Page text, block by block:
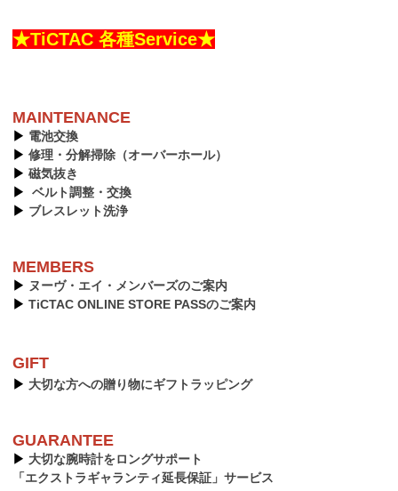
★TiCTAC 各種Service★
MAINTENANCE
▶︎ 電池交換
▶︎ 修理・分解掃除（オーバーホール）
▶︎ 磁気抜き
▶︎ ベルト調整・交換
▶︎ ブレスレット洗浄
MEMBERS
▶︎ ヌーヴ・エイ・メンバーズのご案内
▶︎ TiCTAC ONLINE STORE PASSのご案内
GIFT
▶︎ 大切な方への贈り物にギフトラッピング
GUARANTEE
▶︎ 大切な腕時計をロングサポート
「エクストラギャランティ延長保証」サービス